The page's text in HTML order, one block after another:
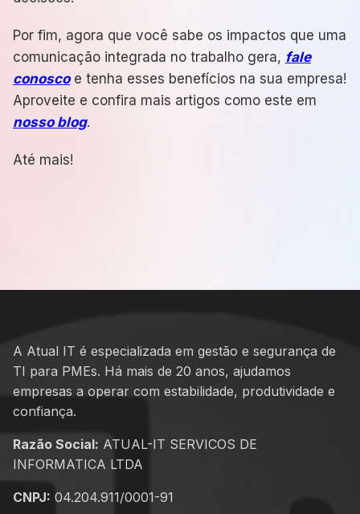
Por fim, agora que você sabe os impactos que uma
comunicação integrada no trabalho gera, fale
conoscoe tenha esses benefícios na sua empresa!
Aproveite e confira mais artigos como este em
nosso blog.
Até mais!
A Atual IT é especializada em gestão e segurança de
TI para PMEs. Há mais de 20 anos, ajudamos
empresas a operar com estabilidade, produtividade e
confiança.
Razão Social: ATUAL-IT SERVICOS DE
INFORMATICA LTDA
CNPJ: 04.204.911/0001-91